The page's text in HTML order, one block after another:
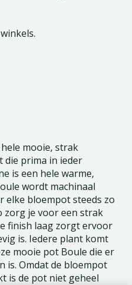
mooie, strak
die prima in ieder
is een hele warme,
wordt machinaal
elke bloempot steeds zo
zorg je voor een strak
finish laag zorgt ervoor
is. Iedere plant komt
mooie pot Boule die er
is. Omdat de bloempot
is de pot niet geheel